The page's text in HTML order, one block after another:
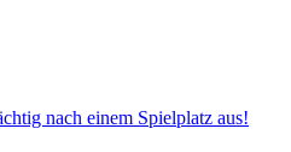
nach einem Spielplatz aus!